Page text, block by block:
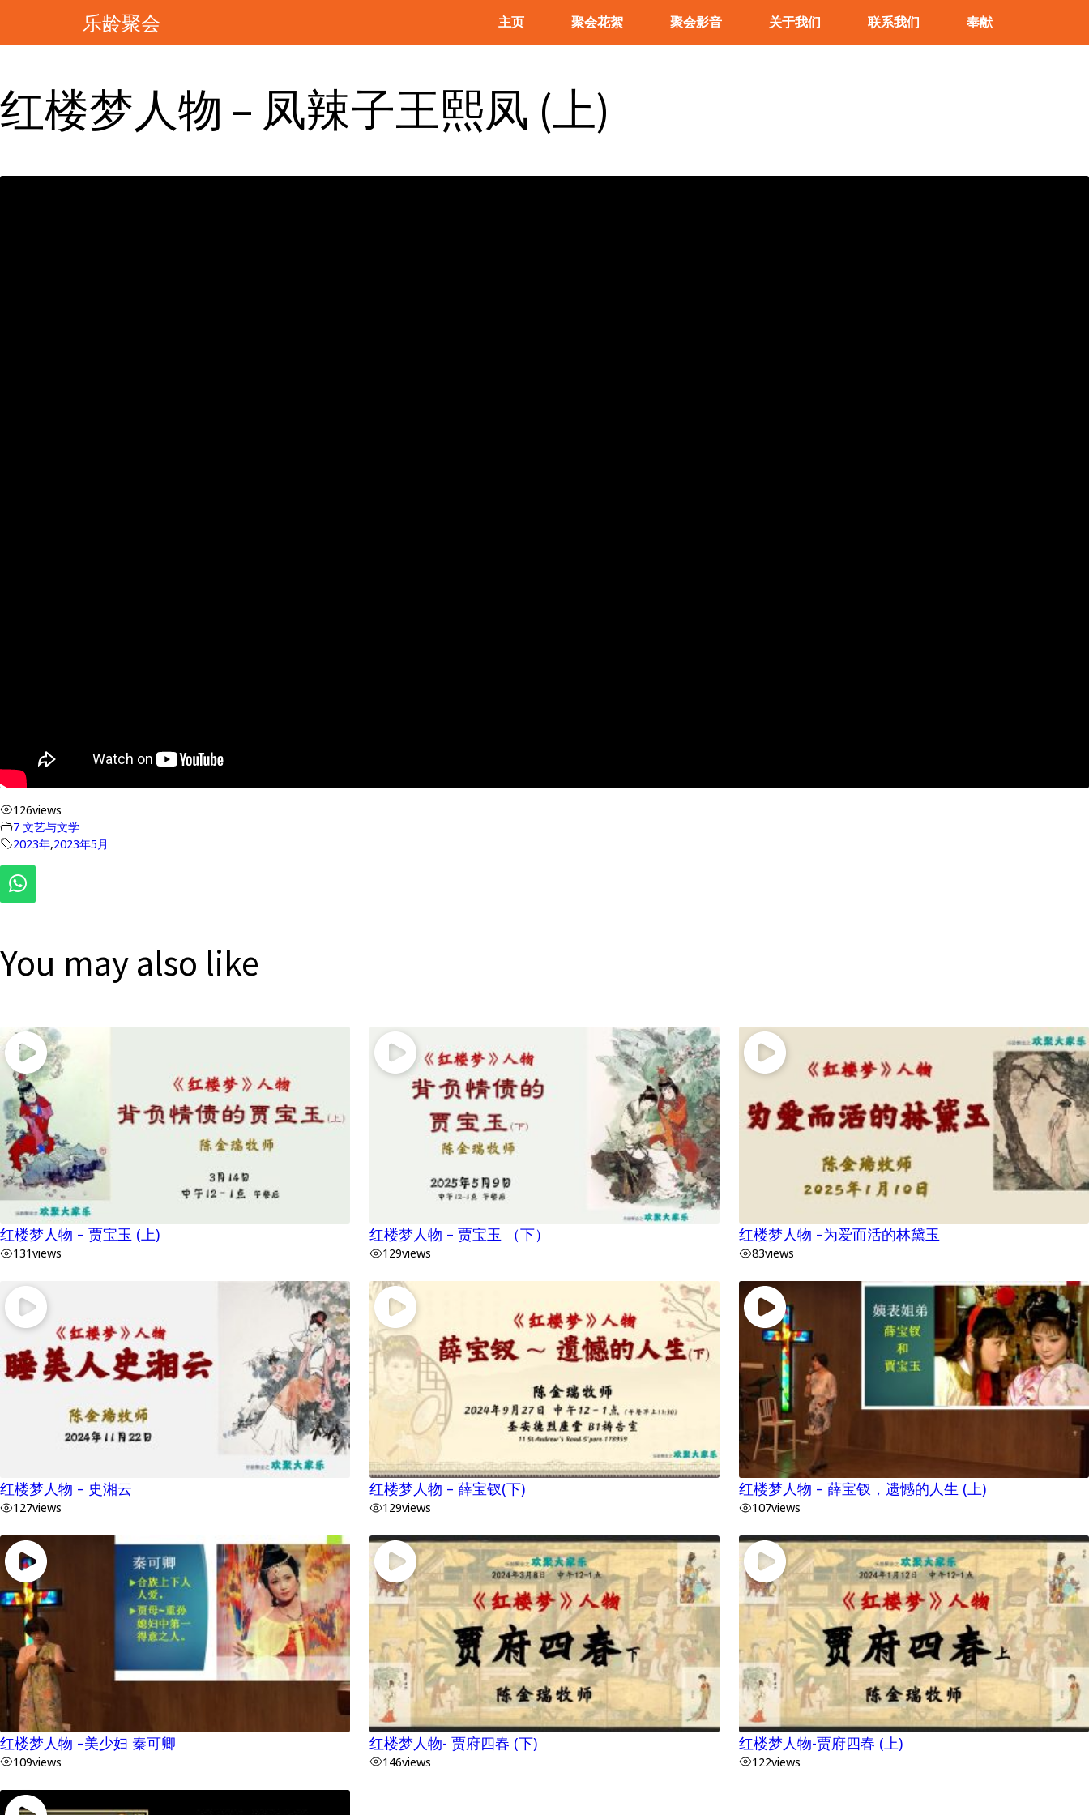
乐龄聚会 主页 聚会花絮 聚会影音 关于我们 联系我们 奉献
红楼梦人物 – 凤辣子王熙凤 (上)
126views
7 文艺与文学
2023年,2023年5月
You may also like
红楼梦人物 – 贾宝玉 (上)
131views
红楼梦人物 – 贾宝玉 （下）
129views
红楼梦人物 –为爱而活的林黛玉
83views
红楼梦人物 – 史湘云
127views
红楼梦人物 – 薛宝钗(下)
129views
红楼梦人物 – 薛宝钗，遗憾的人生 (上)
107views
红楼梦人物 –美少妇 秦可卿
109views
红楼梦人物- 贾府四春 (下)
146views
红楼梦人物-贾府四春 (上)
122views